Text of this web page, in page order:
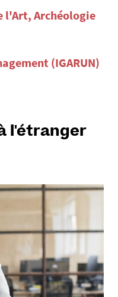
l'Art, Archéologie
(IGARUN)
l'étranger